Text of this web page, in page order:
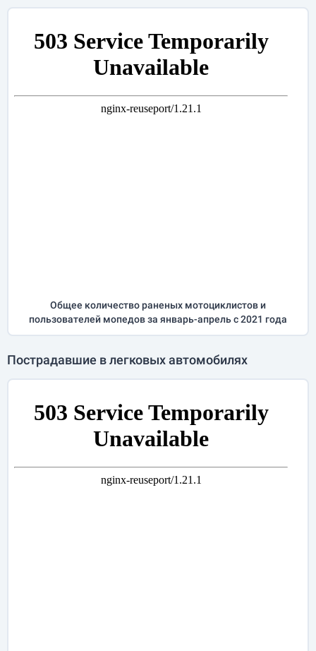
Общее количество раненых мотоциклистов и
пользователей мопедов за январь-апрельс 2021 года
Пострадавшие в легковых автомобилях